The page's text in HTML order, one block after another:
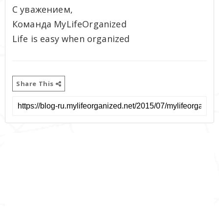
С уважением,
Команда MyLifeOrganized
Life is easy when organized
Share This